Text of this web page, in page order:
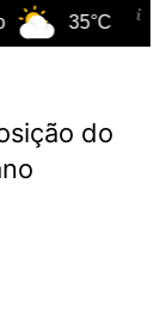
35°C
do